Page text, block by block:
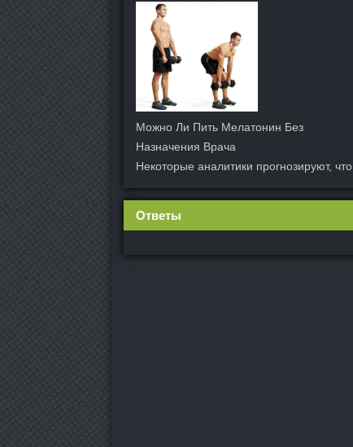
Можно Ли Пить Мелатонин Без
Назначения Врача
Некоторые аналитики прогнозируют, что.
Ответы